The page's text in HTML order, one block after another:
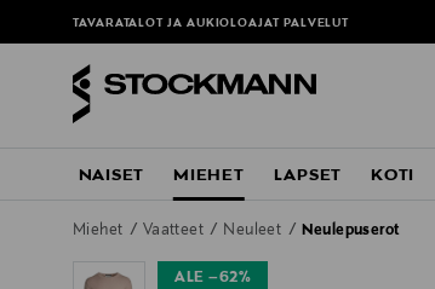
TAVARATALOT JA AUKIOLOAJAT PALVELUT
NAISET MIEHET LAPSET KOTI
Miehet Vaatteet Neuleet Neulepuserot
ALE –62%